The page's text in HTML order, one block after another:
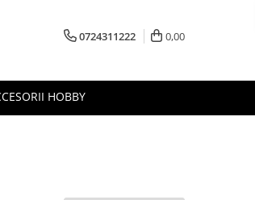
0724311222 0,00
HOBBY